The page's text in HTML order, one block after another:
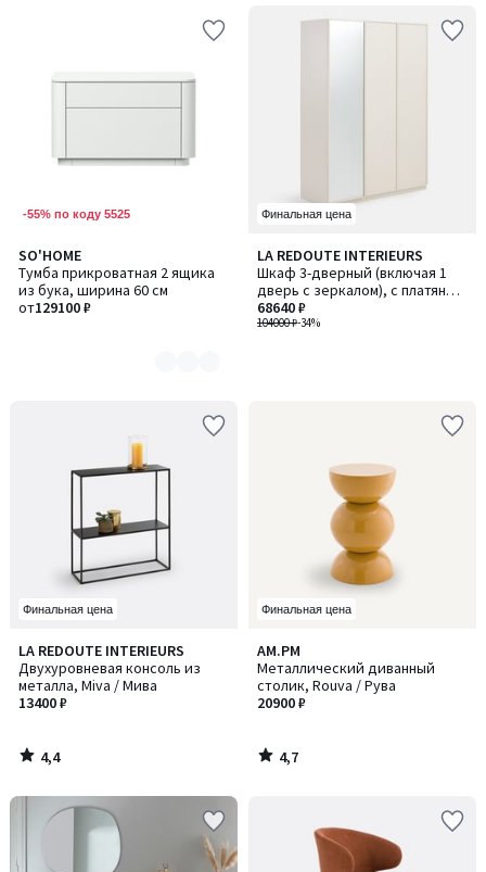
-55% по коду 5525
SO'HOME
Тумба прикроватная 2 ящика
из бука, ширина 60 см
от129100 ₽
Количество
цветов:
6
Финальная цена
LA REDOUTE INTERIEURS
Шкаф 3-дверный (включая 1
дверь с зеркалом), с платяным
отделением и полками для
белья, PARRO / ПАРР
104000 ₽-34%
68640 ₽
Финальная цена
LA REDOUTE INTERIEURS
Двухуровневая консоль из
металла, Miva / Мива
13400 ₽
4,4
/ 5
4,4
/
Финальная цена
AM.PM
Металлический диванный
столик, Rouva / Рува
20900 ₽
4,7
/ 5
4,7
/